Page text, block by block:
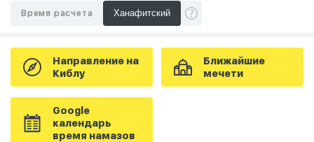
Время расчета
Направление на
Киблу
Ближайшие
мечети
Google
календарь
время намазов